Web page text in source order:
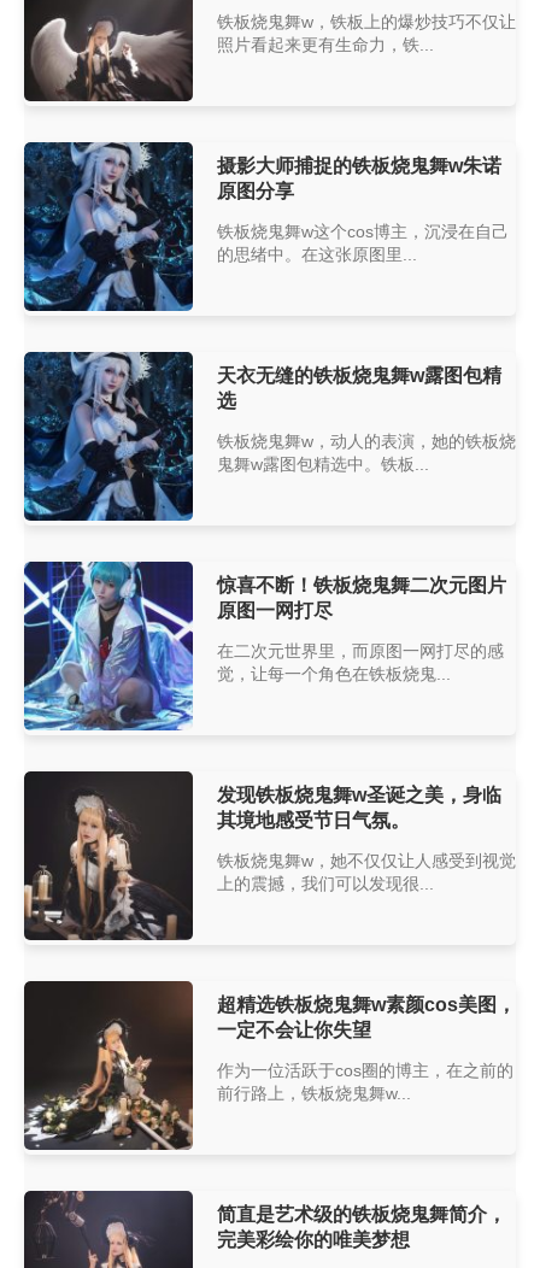
铁板烧鬼舞w，铁板上的爆炒技巧不仅让
照片看起来更有生命力，铁...
摄影大师捕捉的铁板烧鬼舞w朱诺
原图分享
铁板烧鬼舞w这个cos博主，沉浸在自己
的思绪中。在这张原图里...
天衣无缝的铁板烧鬼舞w露图包精
选
铁板烧鬼舞w，动人的表演，她的铁板烧
鬼舞w露图包精选中。铁板...
惊喜不断！铁板烧鬼舞二次元图片
原图一网打尽
在二次元世界里，而原图一网打尽的感
觉，让每一个角色在铁板烧鬼...
发现铁板烧鬼舞w圣诞之美，身临
其境地感受节日气氛。
铁板烧鬼舞w，她不仅仅让人感受到视觉
上的震撼，我们可以发现很...
超精选铁板烧鬼舞w素颜cos美图，
一定不会让你失望
作为一位活跃于cos圈的博主，在之前的
前行路上，铁板烧鬼舞w...
简直是艺术级的铁板烧鬼舞简介，
完美彩绘你的唯美梦想